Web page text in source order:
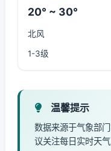
20° ~ 30°
北风
1-3级
温馨提示
数据来源于气象部
议关注每日实时天